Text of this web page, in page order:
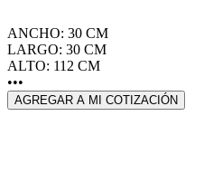
ANCHO: 30 CM
LARGO: 30 CM
ALTO: 112 CM
•••
AGREGAR A MI COTIZACIÓN